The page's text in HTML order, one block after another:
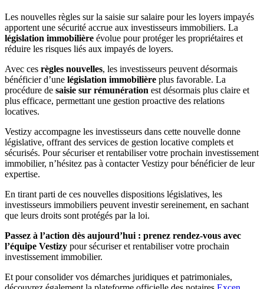
Les nouvelles règles sur la saisie sur salaire pour les loyers impayés
apportent une sécurité accrue aux investisseurs immobiliers. La
législation immobilière évolue pour protéger les propriétaires et
réduire les risques liés aux impayés de loyers.
Avec ces règles nouvelles, les investisseurs peuvent désormais
bénéficier d’une législation immobilière plus favorable. La
procédure de saisie sur rémunération est désormais plus claire et
plus efficace, permettant une gestion proactive des relations
locatives.
Vestizy accompagne les investisseurs dans cette nouvelle donne
législative, offrant des services de gestion locative complets et
sécurisés. Pour sécuriser et rentabiliser votre prochain investissement
immobilier, n’hésitez pas à contacter Vestizy pour bénéficier de leur
expertise.
En tirant parti de ces nouvelles dispositions législatives, les
investisseurs immobiliers peuvent investir sereinement, en sachant
que leurs droits sont protégés par la loi.
Passez à l’action dès aujourd’hui : prenez rendez-vous avec
l’équipe Vestizy pour sécuriser et rentabiliser votre prochain
investissement immobilier.
Et pour consolider vos démarches juridiques et patrimoniales,